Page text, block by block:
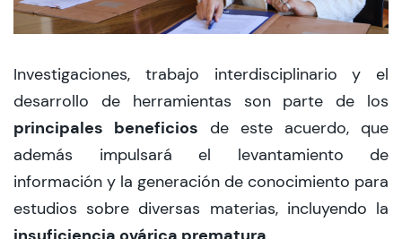
Investigaciones, trabajo interdisciplinario y el
desarrollo de herramientas son parte de los
principales beneficios de este acuerdo, que
además impulsará el levantamiento de
información y la generación de conocimiento para
estudios sobre diversas materias, incluyendo la
insuficiencia ovárica prematura